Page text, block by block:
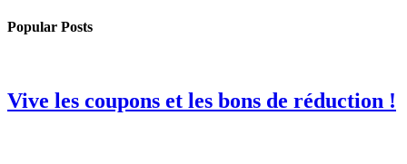
Popular Posts
Vive les coupons et les bons de réduction !